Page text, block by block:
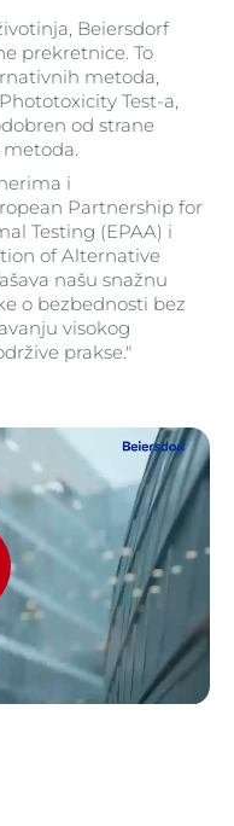
Beiersdorf
prekretnice. To
metoda,
Test-a,
od strane
i
Partnership for
Testing (EPAA) i
of Alternative
našu snažnu
o bezbednosti bez
visokog
prakse."